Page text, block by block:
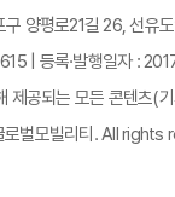
양평로21길 26, 선유
| 등록·발행일자 :
제공되는 모든 콘텐츠(
벌모빌리티. All